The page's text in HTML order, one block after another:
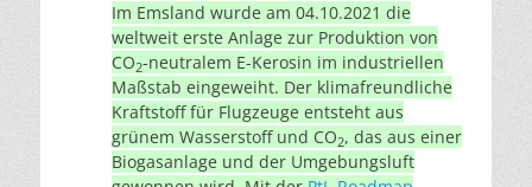
Im Emsland wurde am 04.10.2021 die
weltweit erste Anlage zur Produktion von
CO2-neutralem E-Kerosin im industriellen
Maßstab eingeweiht. Der klimafreundliche
Kraftstoff für Flugzeuge entsteht aus
grünem Wasserstoff und CO2, das aus einer
Biogasanlage und der Umgebungsluft